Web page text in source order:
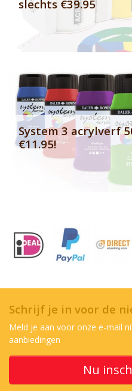
slechts €39.95
System 3 acrylverf 500ml! Nu slechts
€11.95!
Schrijf je in voor de
Meld je aan voor onze e-mail
aanbiedingen
Nu